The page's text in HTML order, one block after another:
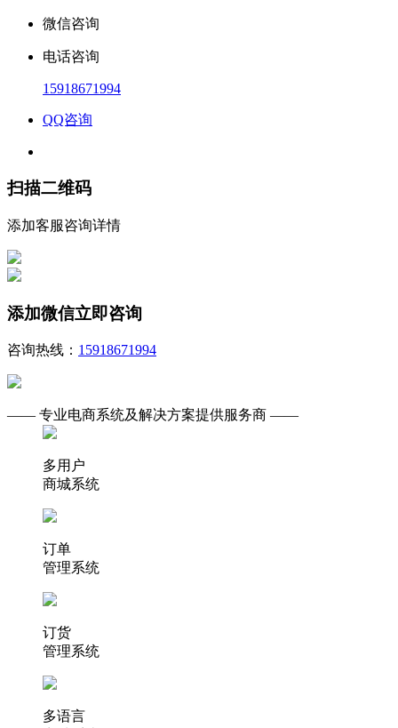
微信咨询
电话咨询
15918671994
QQ咨询
扫描二维码
添加客服咨询详情
添加微信立即咨询
咨询热线： 15918671994
—— 专业电商系统及解决方案提供服务商 ——
多用户
商城系统
订单
管理系统
订货
管理系统
多语言